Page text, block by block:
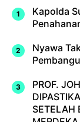
Kapolda
Nyawa
PROF.
SETELAH